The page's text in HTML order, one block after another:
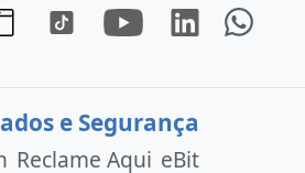
e Segurança
Reclame Aqui eBit